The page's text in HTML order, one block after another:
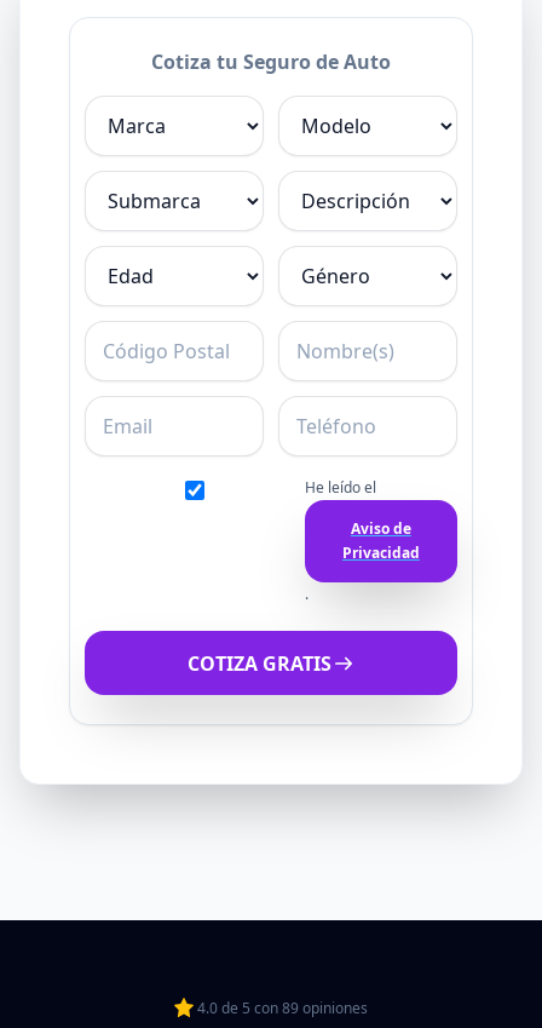
Cotiza tu Seguro de Auto
Marca
Modelo
Submarca Descripción
Edad Género
C.P. Nombre
Email Teléfono
He leído el
Aviso de
Privacidad
.
COTIZA GRATIS
4.0de 5 con89 opiniones